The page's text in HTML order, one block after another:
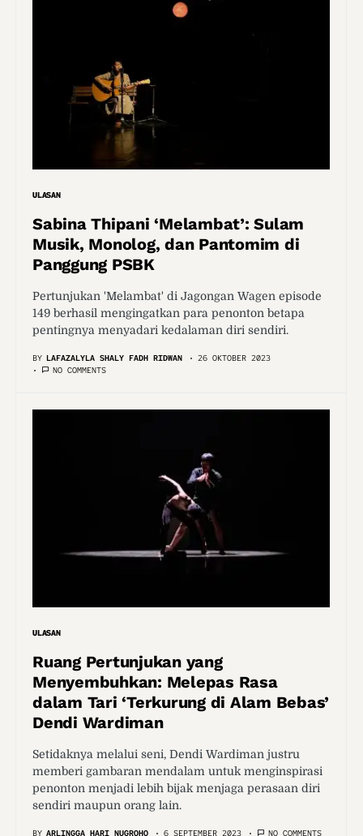
ULASAN
Sabina Thipani ‘Melambat’: Sulam
Musik, Monolog, dan Pantomim di
Panggung PSBK
Pertunjukan 'Melambat' di Jagongan Wagen episode
149 berhasil mengingatkan para penonton betapa
pentingnya menyadari kedalaman diri sendiri.
BY LAFAZALYLA SHALY FADH RIDWAN
26 OKTOBER 2023
NO COMMENTS
ULASAN
Ruang Pertunjukan yang
Menyembuhkan: Melepas Rasa
dalam Tari ‘Terkurung di Alam Bebas’
Dendi Wardiman
Setidaknya melalui seni, Dendi Wardiman justru
memberi gambaran mendalam untuk menginspirasi
penonton menjadi lebih bijak menjaga perasaan diri
sendiri maupun orang lain.
BY ARLINGGA HARI NUGROHO 6 SEPTEMBER 2023 NO COMMENTS